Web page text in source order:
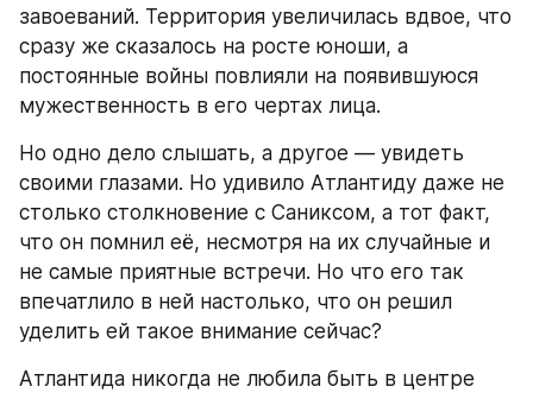
завоеваний. Территория увеличилась вдвое, что
сразу же сказалось на росте юноши, а
постоянные войны повлияли на появившуюся
мужественность в его чертах лица.
Но одно дело слышать, а другое — увидеть
своими глазами. Но удивило Атлантиду даже не
столько столкновение с Саниксом, а тот факт,
что он помнил её, несмотря на их случайные и
не самые приятные встречи. Но что его так
впечатлило в ней настолько, что он решил
уделить ей такое внимание сейчас?
Атлантида никогда не любила быть в центре